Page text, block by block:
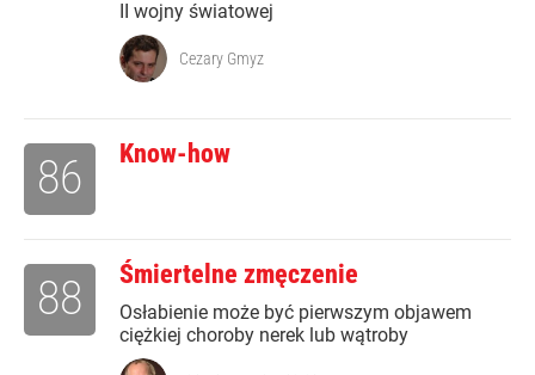
II wojny światowej
Cezary Gmyz
Know-how
86
Śmiertelne zmęczenie
Osłabienie może być pierwszym objawem
ciężkiej choroby nerek lub wątroby
88